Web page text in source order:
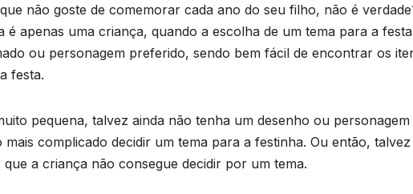
não goste de comemorar cada ano do seu filho, não é
é apenas uma criança, quando a escolha de um tema para a
ou personagem preferido, sendo bem fácil de encontrar os
festa.
pequena, talvez ainda não tenha um desenho ou personagem
complicado decidir um tema para a festinha. Ou então, talvez
a criança não consegue decidir por um tema.